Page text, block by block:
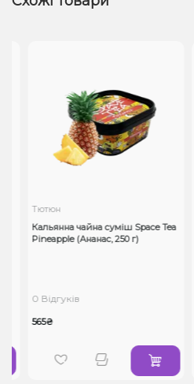
Тютюн
Кальянна чайна суміш Space Tea
Pineapple (Ананас, 250 г)
0 Відгуків
565₴